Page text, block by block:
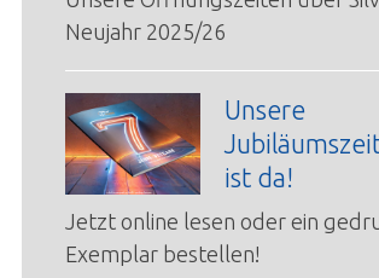
Neujahr 2025/26
Unsere
ist da!
Jetzt online lesen oder ein
Exemplar bestellen!